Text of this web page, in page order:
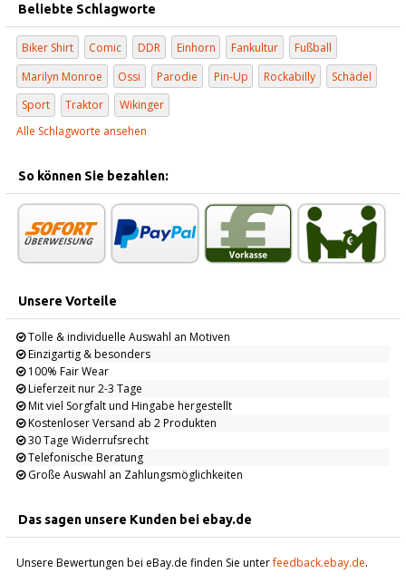
Beliebte Schlagworte
Biker Shirt Comic DDR Einhorn Fankultur
Fußball
Marilyn Monroe
Ossi Parodie Pin-Up Rockabilly
Schädel
Sport
Traktor
Wikinger
Alle Schlagworte ansehen
So können Sie bezahlen:
Unsere Vorteile
Tolle & individuelle Auswahl an Motiven
Einzigartig & besonders
100% Fair Wear
Lieferzeit nur 2-3 Tage
Mit viel Sorgfalt und Hingabe hergestellt
Kostenloser Versand ab 2 Produkten
30 Tage Widerrufsrecht
Telefonische Beratung
Große Auswahl an Zahlungsmöglichkeiten
Das sagen unsere Kunden bei ebay.de
Unsere Bewertungen bei eBay.de finden Sie unterfeedback.ebay.de.